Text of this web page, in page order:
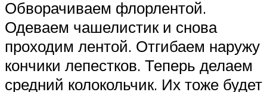
Обворачиваем флорлентой.
Одеваем чашелистик и снова
проходим лентой. Отгибаем наружу
кончики лепестков. Теперь делаем
средний колокольчик. Их тоже будет